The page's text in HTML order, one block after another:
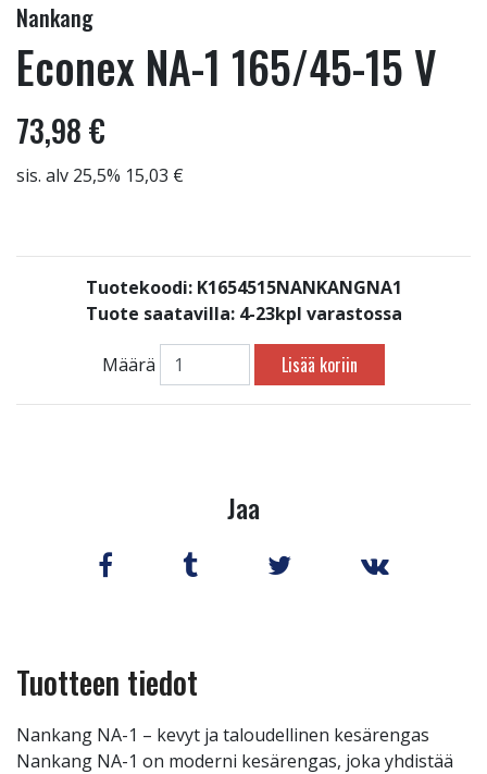
Nankang
Econex NA-1 165/45-15 V
73,98 €
sis. alv 25,5% 15,03 €
Tuotekoodi: K1654515NANKANGNA1
Tuote saatavilla: 4-23kpl varastossa
Määrä Lisää koriin
Jaa
Tuotteen tiedot
Nankang NA-1 – kevyt ja taloudellinen kesärengas
Nankang NA-1 on moderni kesärengas, joka yhdistää